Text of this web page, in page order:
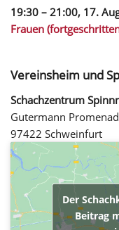
19:30 – 21:00, 17.
Frauen
Vereinsheim und
Schachzentrum
Gutermann
97422 Schweinfurt
Der
Beitrag